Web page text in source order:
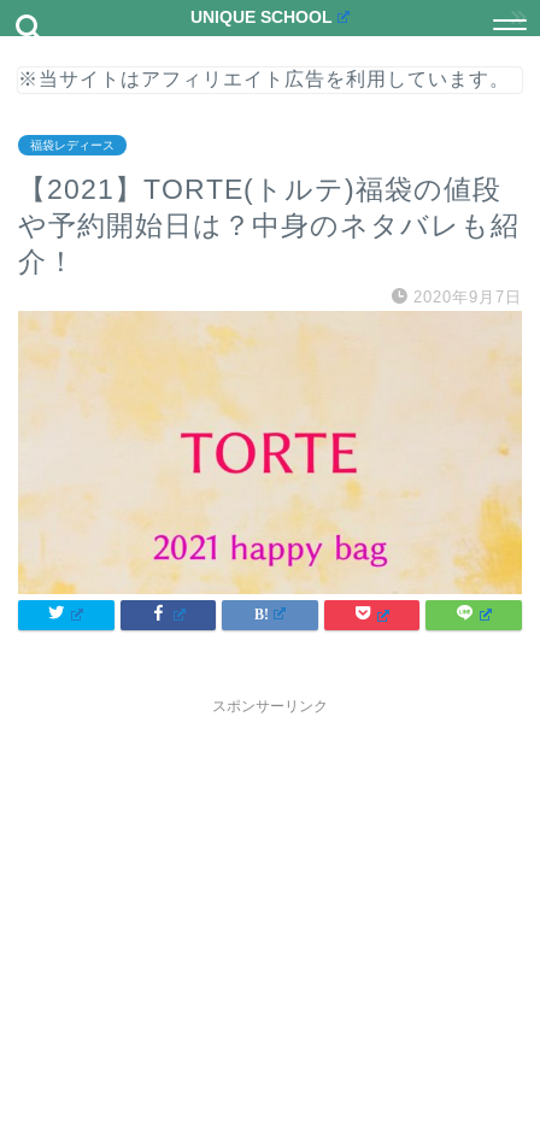
UNIQUE SCHOOL
※当サイトはアフィリエイト広告を利用しています。
福袋レディース
【2021】TORTE(トルテ)福袋の値段
や予約開始日は？中身のネタバレも紹
介！
2020年9月7日
スポンサーリンク